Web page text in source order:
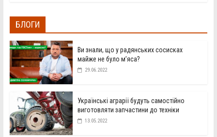
БЛОГИ
Ви знали, що у радянських сосисках
майже не було м’яса?
29.06.2022
Українські аграрії будуть самостійно
виготовляти запчастини до техніки
13.05.2022